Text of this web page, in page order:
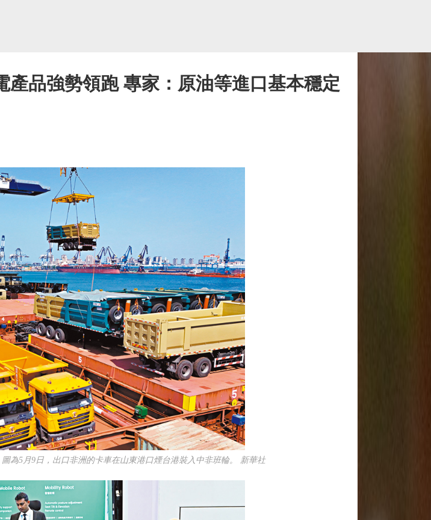
品強勢領跑 專家：原油等進口基本穩定
為5月9日，出口非洲的卡車在山東港口煙台港裝入中非班輪。 新華社